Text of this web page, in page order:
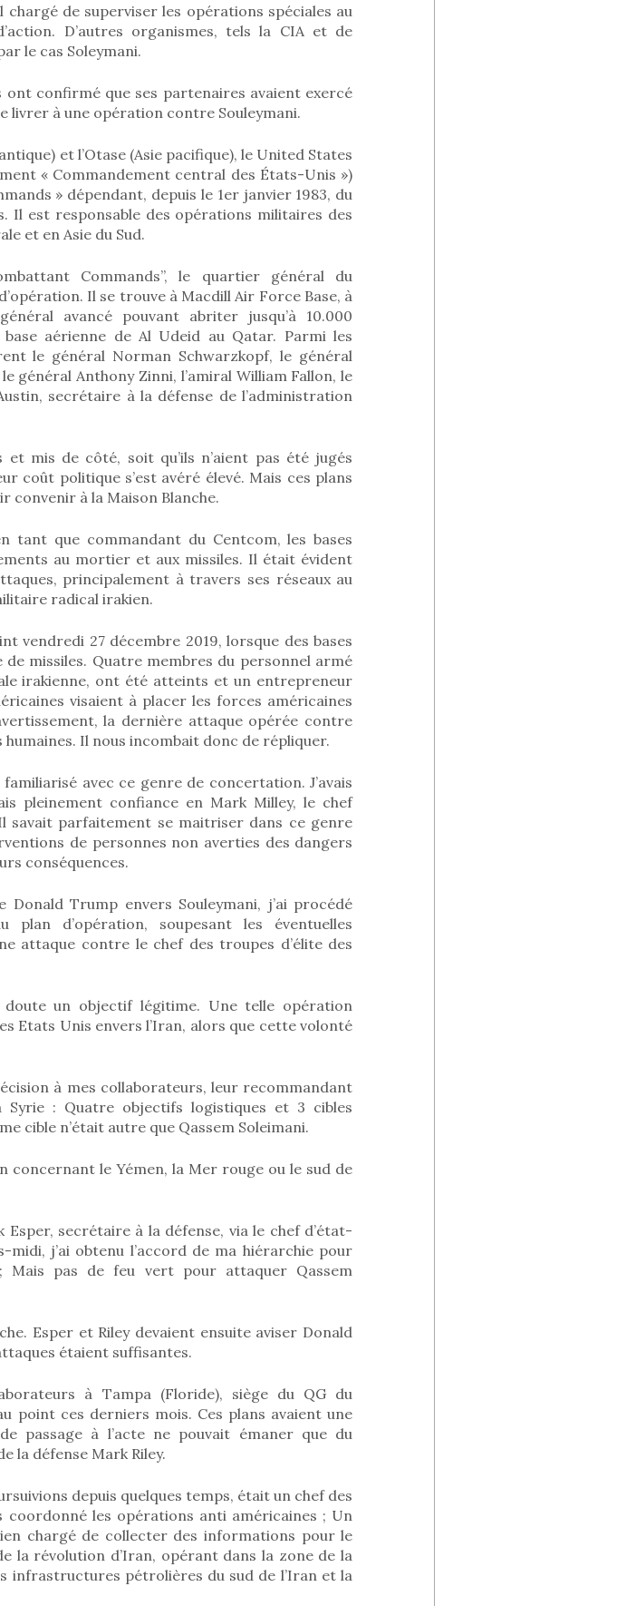
de superviser les opérations spéciales au
D’autres organismes, tels la CIA et de
le cas Soleymani.
ont confirmé que ses partenaires avaient exercé
livrer à une opération contre Souleymani.
et l’Otase (Asie pacifique), le United States
« Commandement central des États-Unis »)
» dépendant, depuis le 1er janvier 1983, du
Il est responsable des opérations militaires des
et en Asie du Sud.
Commands”, le quartier général du
Il se trouve à Macdill Air Force Base, à
avancé pouvant abriter jusqu’à 10.000
aérienne de Al Udeid au Qatar. Parmi les
le général Norman Schwarzkopf, le général
général Anthony Zinni, l’amiral William Fallon, le
secrétaire à la défense de l’administration
et mis de côté, soit qu’ils n’aient pas été jugés
coût politique s’est avéré élevé. Mais ces plans
convenir à la Maison Blanche.
tant que commandant du Centcom, les bases
au mortier et aux missiles. Il était évident
principalement à travers ses réseaux au
radical irakien.
vendredi 27 décembre 2019, lorsque des bases
missiles. Quatre membres du personnel armé
irakienne, ont été atteints et un entrepreneur
visaient à placer les forces américaines
la dernière attaque opérée contre
Il nous incombait donc de répliquer.
avec ce genre de concertation. J’avais
pleinement confiance en Mark Milley, le chef
savait parfaitement se maitriser dans ce genre
de personnes non averties des dangers
conséquences.
Trump envers Souleymani, j’ai procédé
d’opération, soupesant les éventuelles
attaque contre le chef des troupes d’élite des
doute un objectif légitime. Une telle opération
Etats Unis envers l’Iran, alors que cette volonté
à mes collaborateurs, leur recommandant
: Quatre objectifs logistiques et 3 cibles
cible n’était autre que Qassem Soleimani.
concernant le Yémen, la Mer rouge ou le sud de
Esper, secrétaire à la défense, via le chef d’état-
midi, j’ai obtenu l’accord de ma hiérarchie pour
Mais pas de feu vert pour attaquer Qassem
Esper et Riley devaient ensuite aviser Donald
étaient suffisantes.
à Tampa (Floride), siège du QG du
point ces derniers mois. Ces plans avaient une
passage à l’acte ne pouvait émaner que du
la défense Mark Riley.
depuis quelques temps, était un chef des
coordonné les opérations anti américaines ; Un
chargé de collecter des informations pour le
la révolution d’Iran, opérant dans la zone de la
infrastructures pétrolières du sud de l’Iran et la